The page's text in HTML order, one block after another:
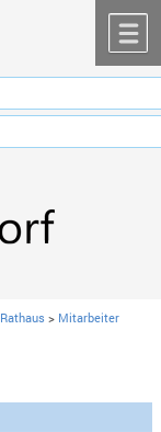
Rathaus > Mitarbeiter